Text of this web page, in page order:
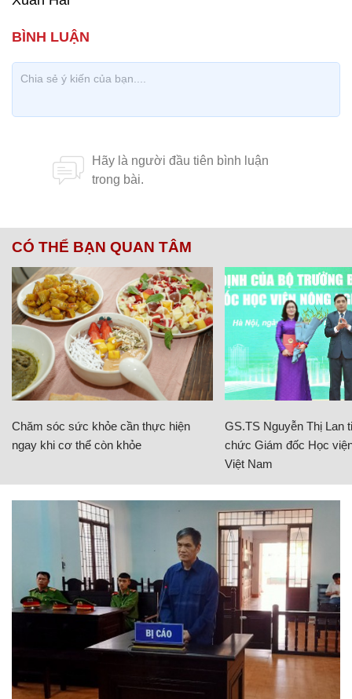
CÓ THỂ BẠN QUAN TÂM
Chăm sóc sức khỏe cần thực hiện
ngay khi cơ thể còn khỏe
GS.TS Nguyễn Thị Lan
chức Giám đốc Học
Việt Nam